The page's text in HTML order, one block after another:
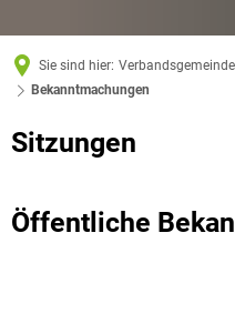
Sie sind hier:
Bekanntmachungen
Bekanntmachungen
Sitzungen
Öffentliche